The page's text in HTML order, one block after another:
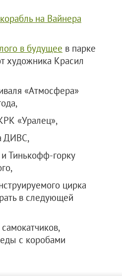
на Вайнера
в будущее в парке
художника Красил
«Атмосфера»
«Уралец»,
ДИВС,
Тинькофф-горку
цирка
в следующей
с коробами